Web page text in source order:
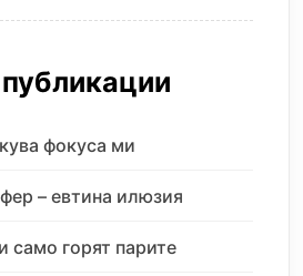
фокуса ми
– евтина илюзия
само горят парите